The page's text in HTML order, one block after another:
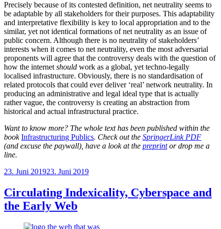
Precisely because of its contested definition, net neutrality seems to
be adaptable by all stakeholders for their purposes. This adaptability
and interpretative flexibility is key to local appropriation and to the
similar, yet not identical formations of net neutrality as an issue of
public concern. Although there is no neutrality of stakeholders’
interests when it comes to net neutrality, even the most adversarial
proponents will agree that the controversy deals with the question of
how the internet should work as a global, yet techno-legally
localised infrastructure. Obviously, there is no standardisation of
related protocols that could ever deliver ‘real’ network neutrality. In
producing an administrative and legal ideal type that is actually
rather vague, the controversy is creating an abstraction from
historical and actual infrastructural practice.
Want to know more? The whole text has been published within the
bookInfrastructuring Publics. Check out the SpringerLink PDF
(and excuse the paywall), have a look at the preprintor drop me a
line.
Veröffentlicht
23. Juni 201923. Juni 2019
Circulating Indexicality, Cyberspace and
the Early Web